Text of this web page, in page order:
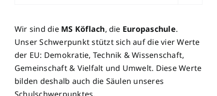
Wir sind die MS Köflach, die Europaschule.
Unser Schwerpunkt stützt sich auf die vier Werte
der EU: Demokratie, Technik & Wissenschaft,
Gemeinschaft & Vielfalt und Umwelt. Diese Werte
bilden deshalb auch die Säulen unseres